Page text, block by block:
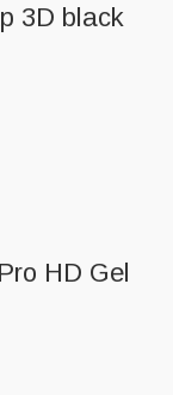
3D black
HD Gel